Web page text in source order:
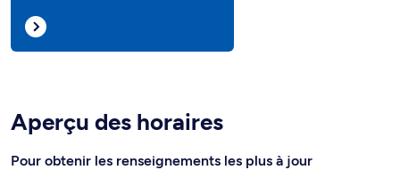
Aperçu des horaires
Pour obtenir les renseignements les plus à jour